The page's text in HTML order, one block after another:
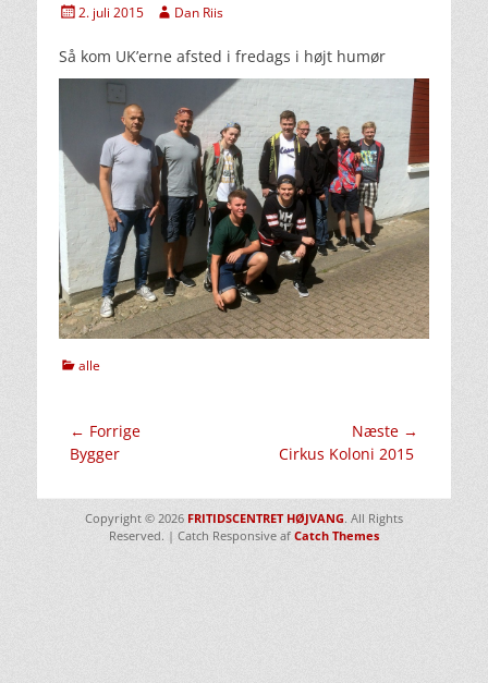
Udgivet
2. juli 2015 Forfatter
Dan Riis
Så kom UK’erne afsted i fredags i højt humør
kategorier
alle
Indlægsnavigation
← Forrige
Forrige
Bygger
Næste →
NæsteCirkus Koloni 2015
Copyright © 2026 FRITIDSCENTRET HØJVANG. All Rights
Reserved. | Catch Responsive af Catch Themes